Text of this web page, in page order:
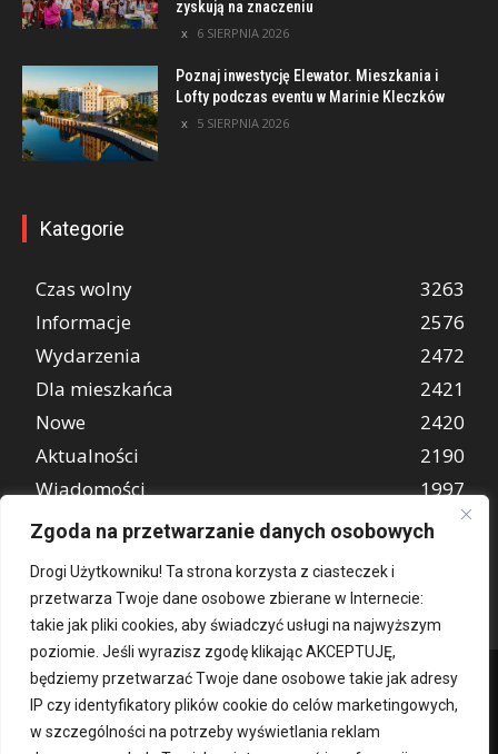
Zgoda na przetwarzanie danych osobowych
Drogi Użytkowniku! Ta strona korzysta z ciasteczek i
przetwarza Twoje dane osobowe zbierane w Internecie:
takie jak pliki cookies, aby świadczyć usługi na najwyższym
poziomie. Jeśli wyrazisz zgodę klikając AKCEPTUJĘ,
będziemy przetwarzać Twoje dane osobowe takie jak adresy
IP czy identyfikatory plików cookie do celów marketingowych,
w szczególności na potrzeby wyświetlania reklam
zyskują na znaczeniu
6 SIERPNIA 2026
Poznaj inwestycję Elewator. Mieszkania i
Lofty podczas eventu w Marinie Kleczków
5 SIERPNIA 2026
Kategorie
Czas wolny
3263
Informacje
2576
Wydarzenia
2472
Dla mieszkańca
2421
Nowe
2420
Aktualności
2190
Wiadomości
1997
REKLAMA
849